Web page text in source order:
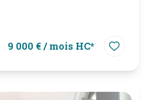
9 000 € / mois HC*